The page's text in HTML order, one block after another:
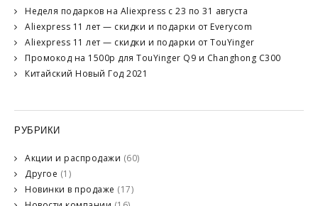
Неделя подарков на Aliexpress с 23 по 31 августа
Aliexpress 11 лет — скидки и подарки от Everycom
Aliexpress 11 лет — скидки и подарки от TouYinger
Промокод на 1500р для TouYinger Q9 и Changhong C300
Китайский Новый Год 2021
РУБРИКИ
Акции и распродажи (60)
Другое (1)
Новинки в продаже (17)